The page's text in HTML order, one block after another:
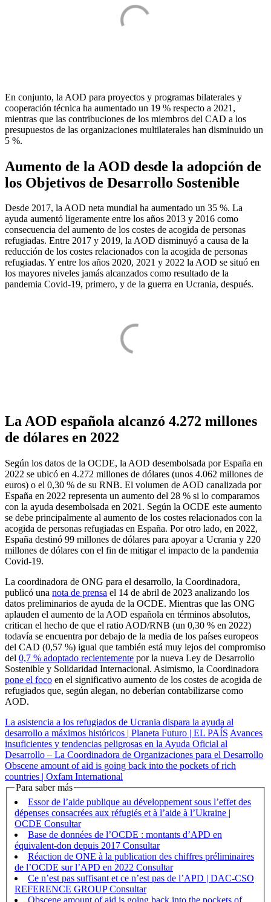
En conjunto, la AOD para proyectos y programas bilaterales y
cooperación técnica ha aumentado un 19 % respecto a 2021,
mientras que las contribuciones de los miembros del CAD a los
presupuestos de las organizaciones multilaterales han disminuido un
5 %.
Aumento de la AOD desde la adopción de
los Objetivos de Desarrollo Sostenible
Desde 2017, la AOD neta mundial ha aumentado un 35 %. La
ayuda aumentó ligeramente entre los años 2013 y 2016 como
consecuencia del aumento de los costes de acogida de personas
refugiadas. Entre 2017 y 2019, la AOD disminuyó a causa de la
reducción de los costes relacionados con la acogida de personas
refugiadas. Y entre los años 2020, 2021 y 2022 la AOD se situó en
los mayores niveles jamás alcanzados como resultado de la
pandemia Covid-19, primero, y de la guerra en Ucrania, después.
La AOD española alcanzó 4.272 millones
de dólares en 2022
Según los datos de la OCDE, la AOD desembolsada por España en
2022 se ubicó en 4.272 millones de dólares (unos 4.062 millones de
euros) o el 0,30 % de su RNB. El volumen de AOD canalizada por
España en 2022 representa un aumento del 28 % si lo comparamos
con la ayuda desembolsada en 2021. Según la OCDE este aumento
se debe principalmente al aumento de los costes relacionados con la
acogida de personas refugiadas en España. Por otro lado, en 2022,
España destinó 99 millones de dólares para apoyar a Ucrania y 220
millones de dólares con el fin de mitigar el impacto de la pandemia
Covid-19.
La coordinadora de ONG para el desarrollo, la Coordinadora,
publicó una nota de prensa el 14 de abril de 2023 analizando los
datos preliminarios de ayuda de la OCDE. Mientras que las ONG
aplauden el aumento de la AOD española en términos absolutos,
critican el hecho de que el ratio AOD/RNB (un 0,30 % en 2022)
todavía se encuentra por debajo de la media de los países europeos
del CAD (0,57 %) igual que también está muy lejos del compromiso
del 0,7 % adoptado recientemente por la nueva Ley de Desarrollo
Sostenible y Solidaridad Internacional. Asimismo, la Coordinadora
pone el foco en el significativo aumento de los costes de acogida de
refugiados que, según alegan, no deberían contabilizarse como
AOD.
La asistencia a los refugiados de Ucrania dispara la ayuda al
desarrollo a máximos históricos | Planeta Futuro | EL PAÍS Avances
insuficientes y tendencias peligrosas en la Ayuda Oficial al
Desarrollo – La Coordinadora de Organizaciones para el Desarrollo
Obscene amount of aid is going back into the pockets of rich
countries | Oxfam International
Para saber más
Essor de l’aide publique au développement sous l’effet des
dépenses consacrées aux réfugiés et à l’aide à l’Ukraine |
OCDE
Base de données de l’OCDE : montants d’APD en
équivalent-don depuis 2017
Réaction de ONE à la publication des chiffres préliminaires
de l’OCDE sur l’APD en 2022
Ce n’est pas suffisant et ce n’est pas de l’APD | DAC-CSO
REFERENCE GROUP
Obscene amount of aid is going back into the pockets of